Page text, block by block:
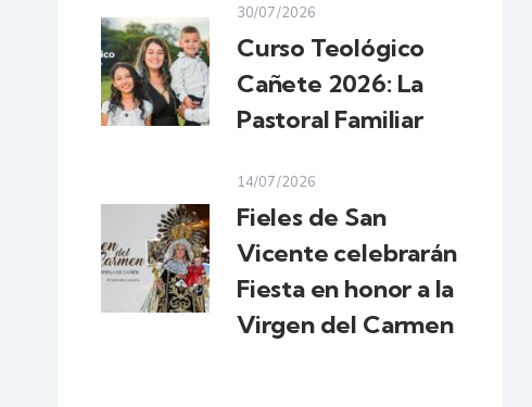
30/07/2026
Curso Teológico
Cañete 2026: La
Pastoral Familiar
14/07/2026
Fieles de San
Vicente celebrarán
Fiesta en honor a la
Virgen del Carmen